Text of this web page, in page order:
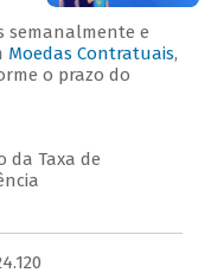
semanalmente e
Moedas Contratuais,
o prazo do
da Taxa de